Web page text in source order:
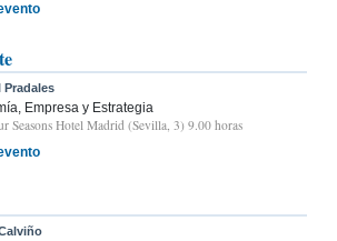
Pradales
Empresa y Estrategia
Seasons Hotel Madrid (Sevilla, 3) 9.00 horas